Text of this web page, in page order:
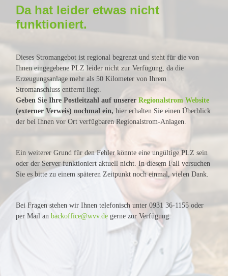
Da hat leider etwas nicht
funktioniert.
Dieses Stromangebot ist regional begrenzt und steht für die von
Ihnen eingegebene PLZ leider nicht zur Verfügung, da die
Erzeugungsanlage mehr als 50 Kilometer von Ihrem
Stromanschluss entfernt liegt.
Geben Sie Ihre Postleitzahl auf unsererRegionalstrom Website
(externer Verweis) nochmal ein, hier erhalten Sie einen Überblick
der bei Ihnen vor Ort verfügbaren Regionalstrom-Anlagen.
Ein weiterer Grund für den Fehler könnte eine ungültige PLZ sein
oder der Server funktioniert aktuell nicht. In diesem Fall versuchen
Sie es bitte zu einem späteren Zeitpunkt noch einmal, vielen Dank.
Bei Fragen stehen wir Ihnen telefonisch unter 0931 36-1155 oder
per Mail anbackoffice@wvv.de gerne zur Verfügung.